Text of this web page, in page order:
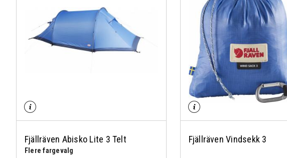
Fjällräven Abisko Lite 3 Telt
Flere fargevalg
Fjällräven Vindsekk 3